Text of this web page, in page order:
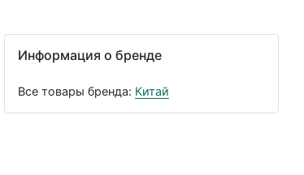
Информация о бренде
Все товары бренда: Китай